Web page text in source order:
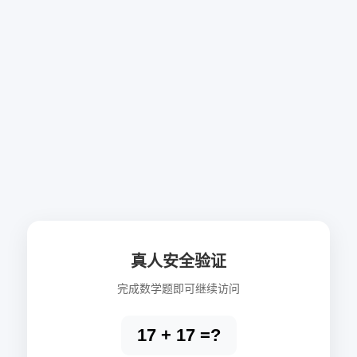
真人安全验证
完成数学题即可继续访问
17 + 17 =?